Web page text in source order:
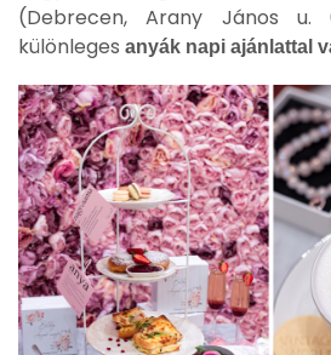
(Debrecen, Arany János u.
különleges anyák napi ajánlattal